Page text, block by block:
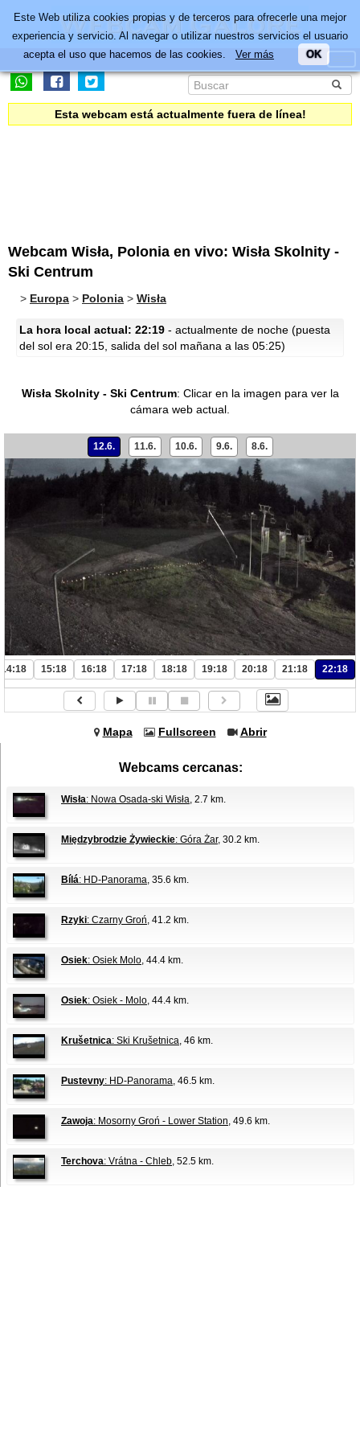
Esta webcam está actualmente fuera de línea!
Webcam Wisła, Polonia en vivo: Wisła Skolnity -
Ski Centrum
> Europa > Polonia > Wisła
La hora local actual: 22:19 - actualmente de noche (puesta
del sol era 20:15, salida del sol mañana a las 05:25)
Wisła Skolnity - Ski Centrum: Clicar en la imagen para ver la
cámara web actual.
12.6. 11.6. 10.6. 9.6. 8.6.
14:18 15:18 16:18 17:18 18:18 19:18 20:18 21:18 22:18
Mapa Fullscreen Abrir
Webcams cercanas:
Wisła: Nowa Osada-ski Wisła, 2.7 km.
Międzybrodzie Żywieckie: Góra Żar, 30.2 km.
Bílá: HD-Panorama, 35.6 km.
Rzyki: Czarny Groń, 41.2 km.
Osiek: Osiek Molo, 44.4 km.
Osiek: Osiek - Molo, 44.4 km.
Krušetnica: Ski Krušetnica, 46 km.
Pustevny: HD-Panorama, 46.5 km.
Zawoja: Mosorny Groń - Lower Station, 49.6 km.
Terchova: Vrátna - Chleb, 52.5 km.
Este Web utiliza cookies propias y de terceros para ofrecerle una mejor
experiencia y servicio. Al navegar o utilizar nuestros servicios el usuario
acepta el uso que hacemos de las cookies. Ver más OK